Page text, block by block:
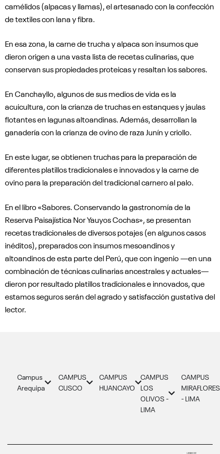
camélidos (alpacas y llamas), el artesanado con la confección
de textiles con lana y fibra.
En esa zona, la carne de trucha y alpaca son insumos que
dieron origen a una vasta lista de recetas culinarias, que
conservan sus propiedades proteicas y resaltan los sabores.
En Canchayllo, algunos de sus medios de vida es la
acuicultura, con la crianza de truchas en estanques y jaulas
flotantes en lagunas altoandinas. Además, desarrollan la
ganadería con la crianza de ovino de raza Junín y criollo.
En este lugar, se obtienen truchas para la preparación de
diferentes platillos tradicionales e innovados y la carne de
ovino para la preparación del tradicional carnero al palo.
En el libro «Sabores. Conservando la gastronomía de la
Reserva Paisajística Nor Yauyos Cochas», se presentan
recetas tradicionales de diversos potajes (en algunos casos
inéditos), preparados con insumos mesoandinos y
altoandinos de esta parte del Perú, que con ingenio —en una
combinación de técnicas culinarias ancestrales y actuales—
dieron por resultado platillos tradicionales e innovados, que
estamos seguros serán del agrado y satisfacción gustativa del
lector.
Campus
Arequipa
CAMPUS
CUSCO
CAMPUS
HUANCAYO
CAMPUS
LOS
OLIVOS -
LIMA
CAMPUS
MIRAFLORES
- LIMA